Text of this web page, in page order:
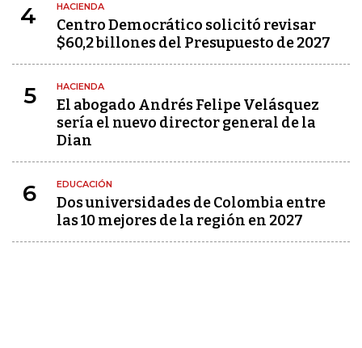
4 HACIENDA
Centro Democrático solicitó revisar
$60,2 billones del Presupuesto de 2027
5 HACIENDA
El abogado Andrés Felipe Velásquez
sería el nuevo director general de la
Dian
6 EDUCACIÓN
Dos universidades de Colombia entre
las 10 mejores de la región en 2027